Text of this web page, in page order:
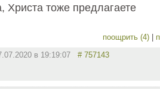
Христа тоже предлагаете
поощрить (4) |
в 19:19:07 # 757143